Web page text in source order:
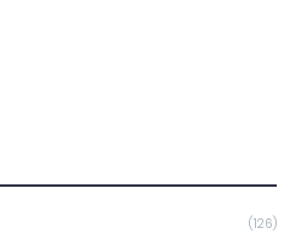
(126)